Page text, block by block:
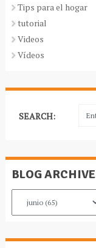
Tips para el hogar
tutorial
Videos
Vídeos
SEARCH:
BLOG ARCHIVE